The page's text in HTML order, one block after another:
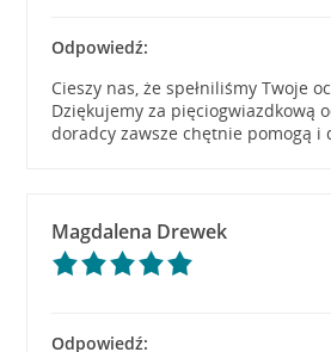
Odpowiedź:
Cieszy nas, że spełniliśmy Twoje
Dziękujemy za pięciogwiazdkową
doradcy zawsze chętnie pomogą i
Magdalena Drewek
Odpowiedź: